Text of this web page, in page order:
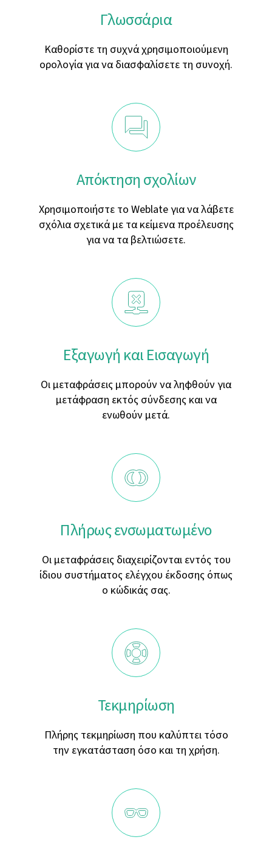
Γλωσσάρια
Καθορίστε τη συχνά χρησιμοποιούμενη
ορολογία για να διασφαλίσετε τη συνοχή.
Απόκτηση σχολίων
Χρησιμοποιήστε το Weblate για να λάβετε
σχόλια σχετικά με τα κείμενα προέλευσης
για να τα βελτιώσετε.
Εξαγωγή και Εισαγωγή
Οι μεταφράσεις μπορούν να ληφθούν για
μετάφραση εκτός σύνδεσης και να
ενωθούν μετά.
Πλήρως ενσωματωμένο
Οι μεταφράσεις διαχειρίζονται εντός του
ίδιου συστήματος ελέγχου έκδοσης όπως
ο κώδικάς σας.
Τεκμηρίωση
Πλήρης τεκμηρίωση που καλύπτει τόσο
την εγκατάσταση όσο και τη χρήση.